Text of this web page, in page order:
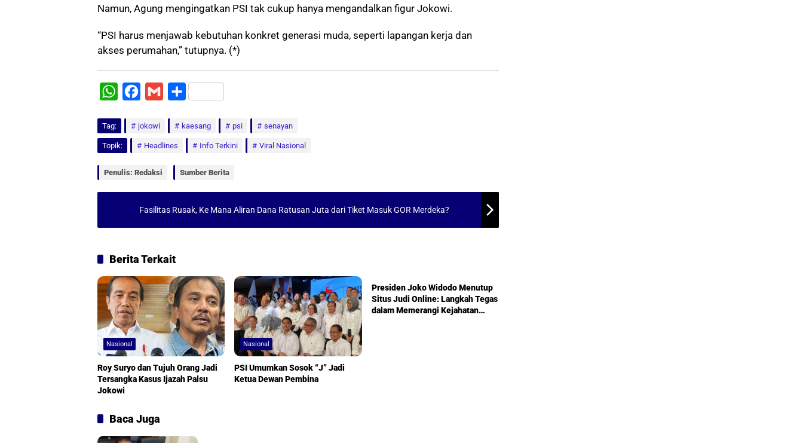
Namun, Agung mengingatkan PSI tak cukup hanya mengandalkan figur Jokowi.
“PSI harus menjawab kebutuhan konkret generasi muda, seperti lapangan kerja dan
akses perumahan,” tutupnya. (*)
W
t
c
e
k
i
S
a
Tag: jokowi kaesang psi senayan
Topik: Headlines Info Terkini Viral Nasional
Penulis: Redaksi Sumber Berita
Fasilitas Rusak, Ke Mana Aliran Dana Ratusan Juta dari Tiket Masuk GOR Merdeka?
Berita Terkait
Nasional
Roy Suryo dan Tujuh Orang Jadi
Tersangka Kasus Ijazah Palsu
Jokowi
Nasional
PSI Umumkan Sosok “J” Jadi
Ketua Dewan Pembina
Presiden Joko Widodo Menutup
Situs Judi Online: Langkah Tegas
dalam Memerangi Kejahatan
Baca Juga